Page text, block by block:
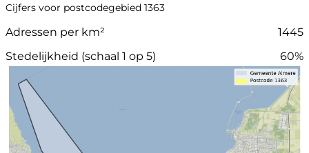
Cijfers voor postcodegebied 1363
Adressen per km²
1445
Stedelijkheid (schaal 1 op 5)
60%